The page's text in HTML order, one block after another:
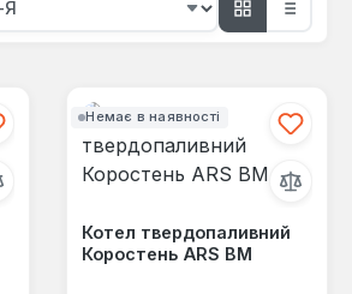
Немає в наявності
Котел твердопаливний
Коростень ARS BM